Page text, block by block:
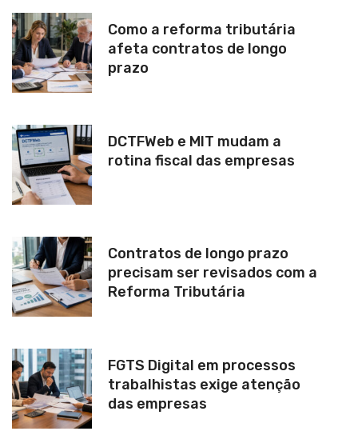
Como a reforma tributária
afeta contratos de longo
prazo
DCTFWeb e MIT mudam a
rotina fiscal das empresas
Contratos de longo prazo
precisam ser revisados com a
Reforma Tributária
FGTS Digital em processos
trabalhistas exige atenção
das empresas